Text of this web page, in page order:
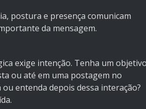
postura e presença comunicam
da mensagem.
exige intenção. Tenha um
ou até em uma postagem no
entenda depois dessa interação?